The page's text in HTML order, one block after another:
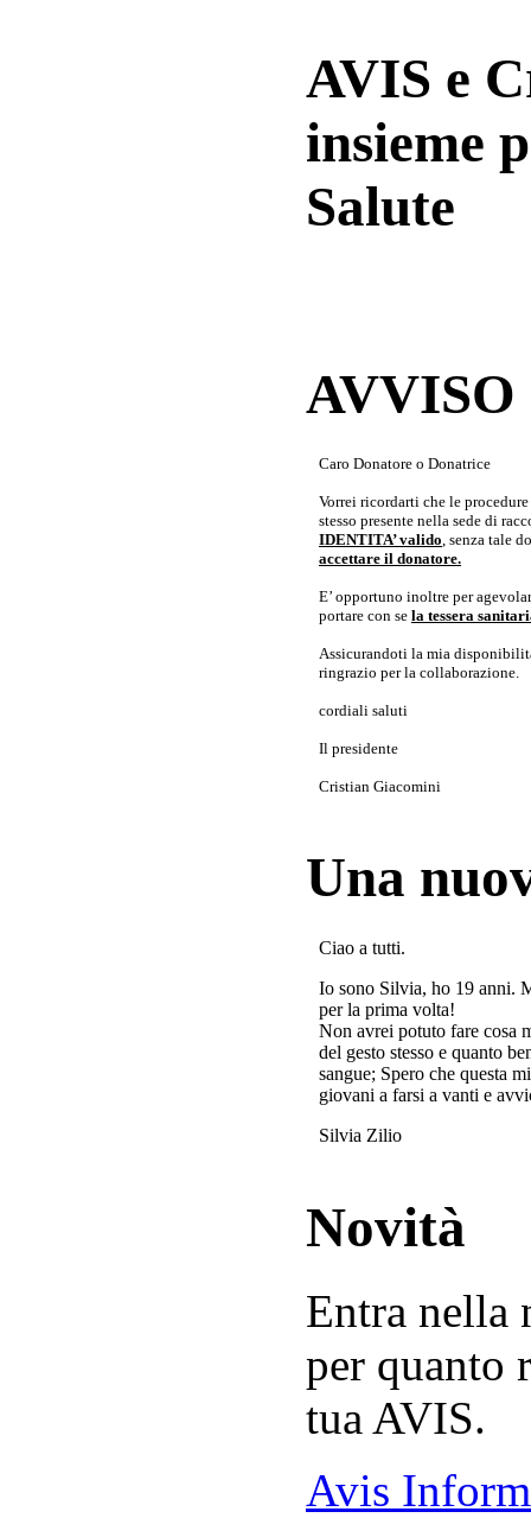
AVIS e
insieme
Salute
Caro Donatore o Donatrice
Vorrei ricordarti che le
stesso presente nella sede di
IDENTITA’ valido, senza tale
accettare il donatore.
E’ opportuno inoltre per
portare con se la tessera
Assicurandoti la mia
ringrazio per la collaborazione.
cordiali saluti
Il presidente
Cristian Giacomini
Una
Ciao a tutti.
Io sono Silvia, ho 19 anni.
per la prima volta!
Non avrei potuto fare cosa
del gesto stesso e quanto
sangue; Spero che questa
giovani a farsi a vanti e
Silvia Zilio
Novità
Entra nella
per quanto
tua AVIS.
Avis